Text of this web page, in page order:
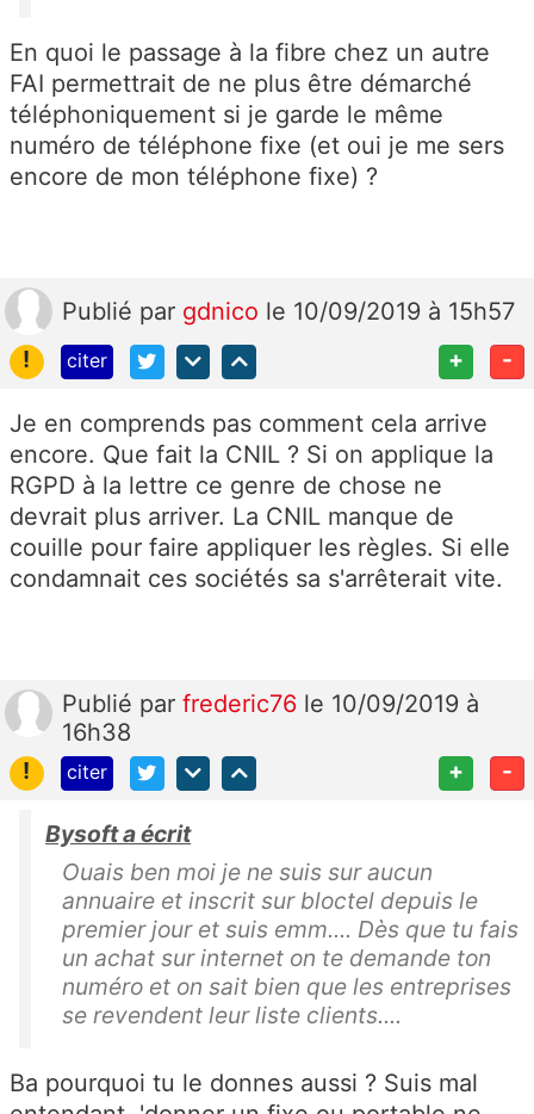
En quoi le passage à la fibre chez un autre
FAI permettrait de ne plus être démarché
téléphoniquement si je garde le même
numéro de téléphone fixe (et oui je me sers
encore de mon téléphone fixe) ?
Publié par gdnico le 10/09/2019 à 15h57
!
citer + -
Je en comprends pas comment cela arrive
encore. Que fait la CNIL ? Si on applique la
RGPD à la lettre ce genre de chose ne
devrait plus arriver. La CNIL manque de
couille pour faire appliquer les règles. Si elle
condamnait ces sociétés sa s'arrêterait vite.
Publié par frederic76 le 10/09/2019 à
16h38
!
citer + -
Bysoft a écrit
Ouais ben moi je ne suis sur aucun
annuaire et inscrit sur bloctel depuis le
premier jour et suis emm.... Dès que tu fais
un achat sur internet on te demande ton
numéro et on sait bien que les entreprises
se revendent leur liste clients....
Ba pourquoi tu le donnes aussi ? Suis mal